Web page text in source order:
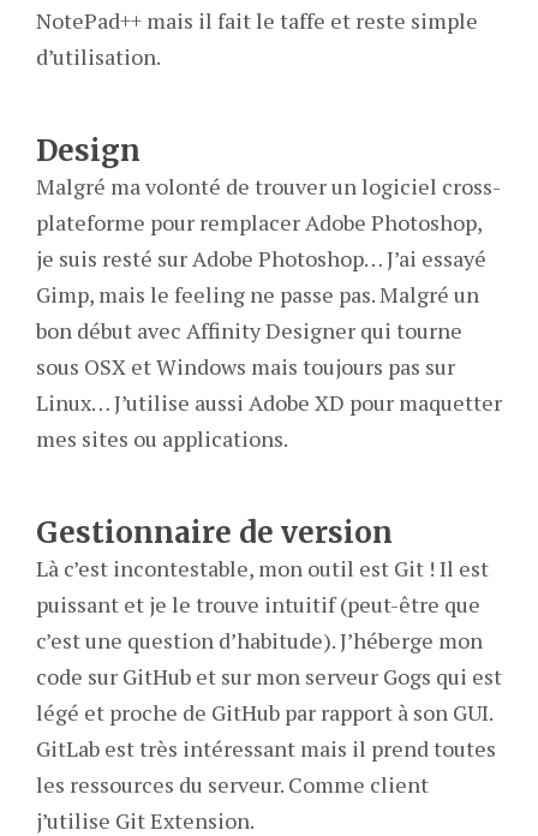
NotePad++ mais il fait le taffe et reste simple
d’utilisation.
Design
Malgré ma volonté de trouver un logiciel cross-
plateforme pour remplacer Adobe Photoshop,
je suis resté sur Adobe Photoshop… J’ai essayé
Gimp, mais le feeling ne passe pas. Malgré un
bon début avec Affinity Designer qui tourne
sous OSX et Windows mais toujours pas sur
Linux… J’utilise aussi Adobe XD pour maquetter
mes sites ou applications.
Gestionnaire de version
Là c’est incontestable, mon outil est Git ! Il est
puissant et je le trouve intuitif (peut-être que
c’est une question d’habitude). J’héberge mon
code sur GitHub et sur mon serveur Gogs qui est
légé et proche de GitHub par rapport à son GUI.
GitLab est très intéressant mais il prend toutes
les ressources du serveur. Comme client
j’utilise Git Extension.